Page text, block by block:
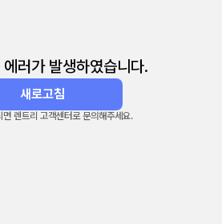
러가 발생하였습니다.
새로고침
면 렌트리 고객센터로 문의해주세요.